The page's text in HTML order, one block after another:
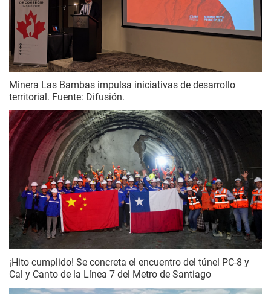
Minera Las Bambas impulsa iniciativas de desarrollo
territorial. Fuente: Difusión.
¡Hito cumplido! Se concreta el encuentro del túnel PC-8 y
Cal y Canto de la Línea 7 del Metro de Santiago